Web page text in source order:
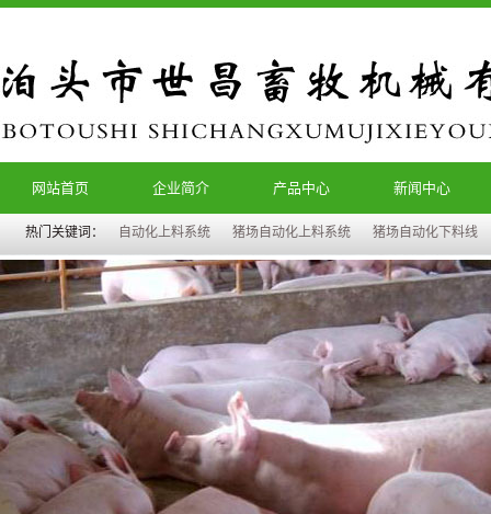
网站首页 企业简介 产品中心 新闻中心
热门关键词： 自动化上料系统 猪场自动化上料系统 猪场自动化下料线